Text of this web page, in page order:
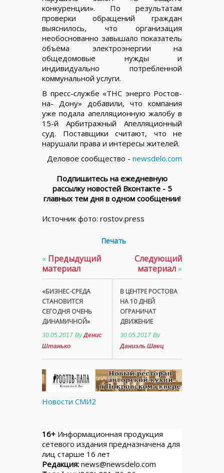
конкуренции». По результатам
проверки обращений граждан
выяснилось, что организация
необоснованно завышало показатель
объёма электроэнергии на
общедомовые нужды и
индивидуально потребленной
коммунальной услуги.
В пресс-службе «ТНС энерго Ростов-
на- Дону» добавили, что компания
уже подала апелляционную жалобу в
15-й Арбитражный Апелляционный
суд. Поставщики считают, что не
нарушали права и интересы жителей.
Деловое сообщество - newsdelo.com
Подпишитесь на ежедневную
рассылку новостей Вконтакте - 5
главных тем дня в одном сообщении!
Источник фото: rostov.press
Печать
« Предыдущий
материал
«БИЗНЕС-СРЕДА
СТАНОВИТСЯ
СЕГОДНЯ ОЧЕНЬ
ДИНАМИЧНОЙ»
30.05.2017 ByДенис
Штанько
Следующий
материал»
В ЦЕНТРЕ РОСТОВА
НА 10 ДНЕЙ
ОГРАНИЧАТ
ДВИЖЕНИЕ
30.05.2017 By
Даниэль Швец
Новости СМИ2
16+ Информационная продукция
сетевого издания предназначена для
лиц старше 16 лет
Редакция: news@newsdelo.com